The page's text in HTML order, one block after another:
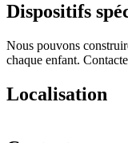
Dispositifs
Nous pouvons
chaque enfant.
Localisation